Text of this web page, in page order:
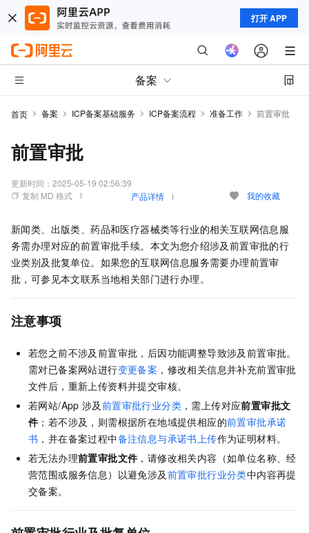
打开 APP
备案
首页 备案 ICP备案基础服务 ICP备案流程 准备工作 前置审批
前置审批
更新时间： 2025-05-19 02:56:39
复制 MD 格式
产品详情 我的收藏
新闻类、出版类、药品和医疗器械类等行业的相关互联网信息服
务需办理对应的前置审批手续。本文为您介绍涉及前置审批的行
业类别及批复单位。如果您的互联网信息服务需要办理前置审
批，可参见本文联系当地相关部门进行办理。
注意事项
若您之前不涉及前置审批，后因功能调整导致涉及前置审批。
需对已备案网站进行变更备案 ，修改相关信息并补充前置审批
文件后，重新上传资料并提交审核。
若网站/App 涉及前置审批行业分类 ，需上传对应前置审批文
件 ；若不涉及，则需根据所在地域提供相应的前置审批承诺
书 ，并在备案过程中备注信息与承诺书上传作为证明材料。
若无法办理前置审批文件 ，请修改相关内容（如单位名称、经
营范围或服务信息）以避免涉及前置审批行业分类中内容再提
交备案。